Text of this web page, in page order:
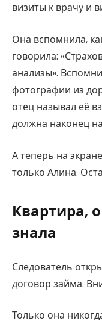
визиты к врачу и
Она вспомнила,
говорила:
анализы».
фотографии из
отец называл её
должна наконец
А теперь на
только Алина.
Квартира,
знала
Следователь
договор займа.
Только она